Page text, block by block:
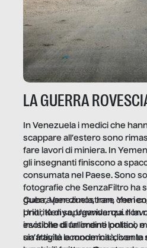
LA GUERRA
In Venezuela i medici che
scappare all’estero sono
fare lavori di miniera. In
gli insegnanti finiscono a
consumata nel Paese. Sono
fotografie che SenzaFiltro ha
guerra per dimostrare che i
priorità di sopravvivenza. Il
invisibile di un ordine politico
un’attività economica:
Cuba, Venezuela, Iran,
Uniti, Kenya, Uganda: qui
esotiche di fallimenti lontani,
sia fragile la modernità, con le